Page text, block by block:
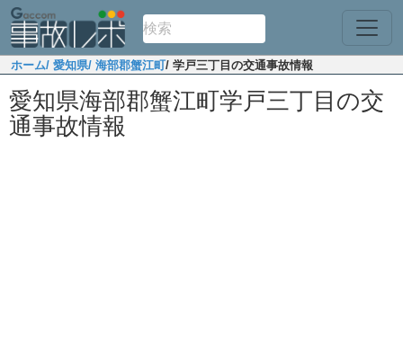
ホーム/ 愛知県/ 海部郡蟹江町/ 学戸三丁目の交通事故情報
愛知県海部郡蟹江町学戸三丁目の交
通事故情報